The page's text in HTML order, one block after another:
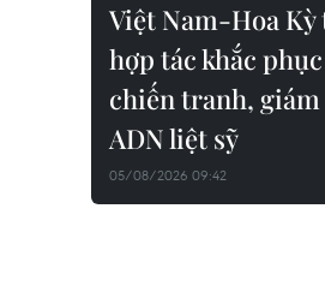
Việt Nam-Hoa Kỳ
hợp tác khắc
chiến tranh,
ADN liệt sỹ
05/08/2026 09:42